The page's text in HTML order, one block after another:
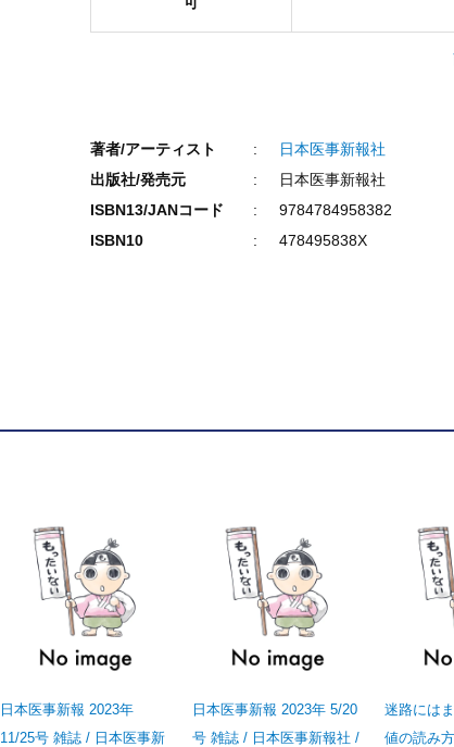
著者/アーティスト
日本医事新報社
出版社/発売元
日本医事新報社
ISBN13/JANコード
9784784958382
ISBN10
478495838X
日本医事新報 2023年
11/25号 雑誌 / 日本医事新
日本医事新報 2023年 5/20
号 雑誌 / 日本医事新報社 /
迷路には
値の読み